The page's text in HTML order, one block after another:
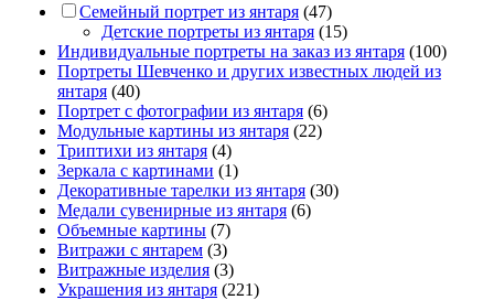
Семейный портрет из янтаря (47)
Детские портреты из янтаря (15)
Индивидуальные портреты на заказ из янтаря (100)
Портреты Шевченко и других известных людей из
янтаря (40)
Портрет c фотографии из янтаря (6)
Модульные картины из янтаря (22)
Триптихи из янтаря (4)
Зеркала с картинами (1)
Декоративные тарелки из янтаря (30)
Медали сувенирные из янтаря (6)
Объемные картины (7)
Витражи с янтарем (3)
Витражные изделия (3)
Украшения из янтаря (221)